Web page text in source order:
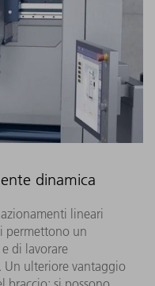
dinamica
lineari
permettono un
di lavorare
Un ulteriore vantaggio